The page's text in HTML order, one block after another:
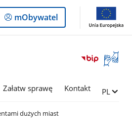
Logowanie
do
mObywatel
Otwórz
okno
języka
Załatw sprawę Kontakt Zmień
PL
dużych miast